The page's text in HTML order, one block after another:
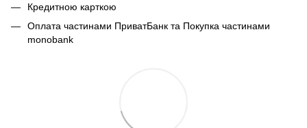
Кредитною карткою
Оплата частинами ПриватБанк та Покупка частинами
monobank